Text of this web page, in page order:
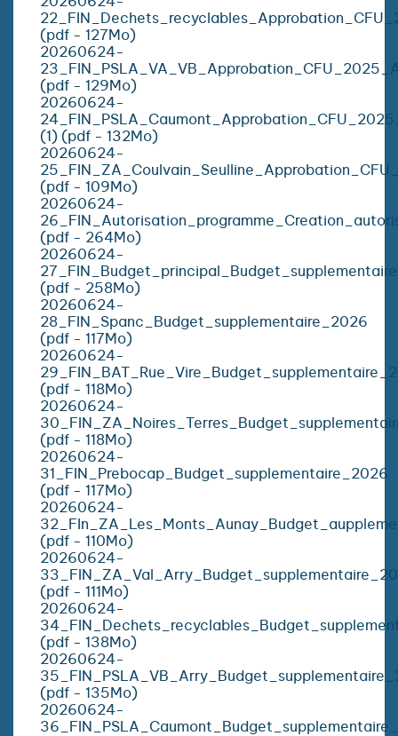
(pdf - 127Mo)
20260624-
(pdf - 129Mo)
20260624-
(1) (pdf - 132Mo)
20260624-
(pdf - 109Mo)
20260624-
(pdf - 264Mo)
20260624-
(pdf - 258Mo)
20260624-
28_FIN_Spanc_Budget_supplementaire_2026
(pdf - 117Mo)
20260624-
(pdf - 118Mo)
20260624-
(pdf - 118Mo)
20260624-
31_FIN_Prebocap_Budget_supplementaire_2026
(pdf - 117Mo)
20260624-
(pdf - 110Mo)
20260624-
(pdf - 111Mo)
20260624-
(pdf - 138Mo)
20260624-
(pdf - 135Mo)
20260624-